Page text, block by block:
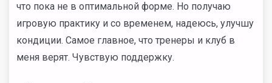
что пока не в оптимальной форме. Но получаю
игровую практику и со временем, надеюсь, улучшу
кондиции. Самое главное, что тренеры и клуб в
меня верят. Чувствую поддержку.